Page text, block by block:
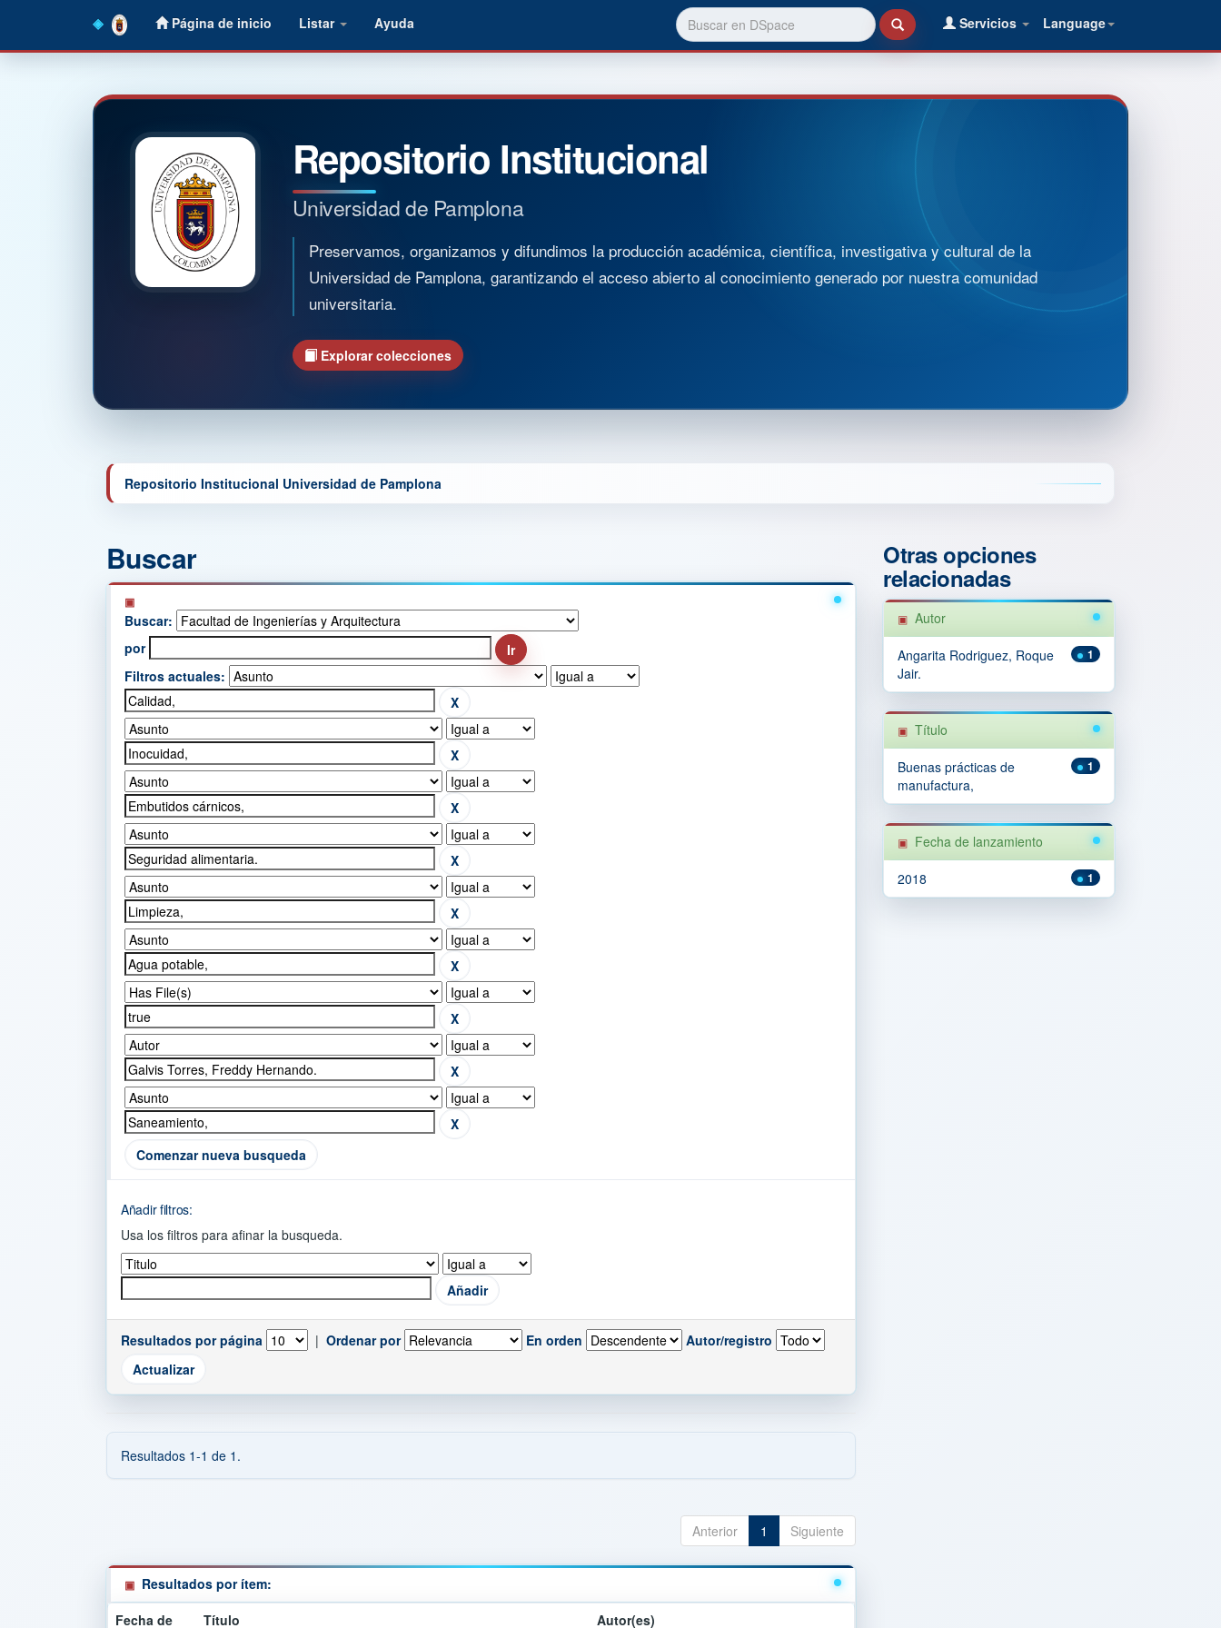
Página de inicio Listar Ayuda Language
Servicios
Repositorio Institucional
Universidad de Pamplona
Preservamos, organizamos y difundimos la producción académica, científica, investigativa y cultural de la
Universidad de Pamplona, garantizando el acceso abierto al conocimiento generado por nuestra comunidad
universitaria.
Explorar colecciones
Repositorio Institucional Universidad de Pamplona
Buscar
Buscar:
por
Filtros actuales:
Comenzar nueva busqueda
Añadir filtros:
Usa los filtros para afinar la busqueda.
Resultados por página | Ordenar por En orden Autor/registro
Resultados 1-1 de 1.
Anterior 1 Siguiente
Resultados por ítem:
Fecha de
Título Autor(es)
Otras opciones
relacionadas
Autor
1
Angarita Rodriguez, Roque
Jair.
Título
1
Buenas prácticas de
manufactura,
Fecha de lanzamiento
1
2018